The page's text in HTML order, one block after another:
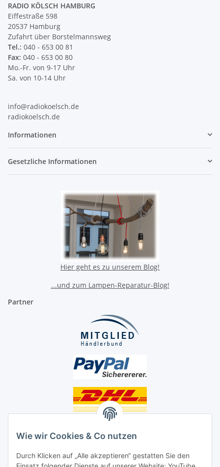
Wie wir Cookies & Co nutzen
Durch Klicken auf „Alle akzeptieren“ gestatten Sie den
RADIO KÖLSCH HAMBURG
Eiffestraße 598
20537 Hamburg
Zufahrt über Borstelmannsweg
Tel.: 040 - 653 00 81
Fax: 040 - 653 00 80
Mo.-Fr. von 9-17 Uhr
Sa. von 10-14 Uhr
info@radiokoelsch.de
radiokoelsch.de
Informationen
Gesetzliche Informationen
Hier geht es zu unserem Blog!
...und zum Lampen-Reparatur-Blog!
Partner
Social Media